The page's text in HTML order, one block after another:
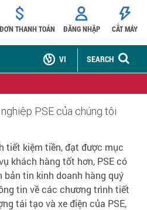
THANH TOÁN ĐĂNG NHẬP CẮT MÁY
SEARCH
VI
PSE của chúng tôi
tiết kiệm tiền, đạt được mục
khách hàng tốt hơn, PSE có
bản tin kinh doanh hàng quý
tin về các chương trình tiết
tái tạo và xe điện của PSE,